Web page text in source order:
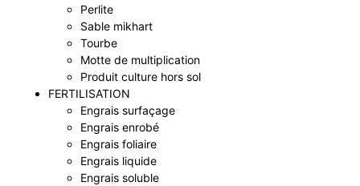
Perlite
Sable mikhart
Tourbe
Motte de multiplication
Produit culture hors sol
FERTILISATION
Engrais surfaçage
Engrais enrobé
Engrais foliaire
Engrais liquide
Engrais soluble